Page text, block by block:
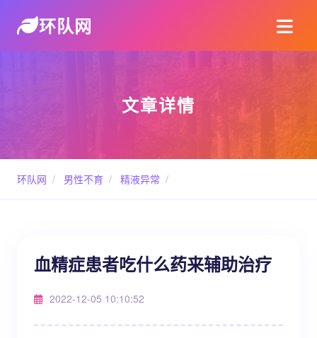
环队网
文章详情
环队网 / 男性不育 / 精液异常 /
血精症患者吃什么药来辅助治疗
2022-12-05 10:10:52